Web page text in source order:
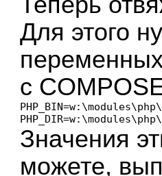
Для этого
с
Значения
можете,